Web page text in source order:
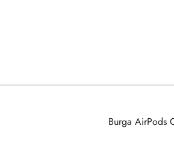
Burga AirPods